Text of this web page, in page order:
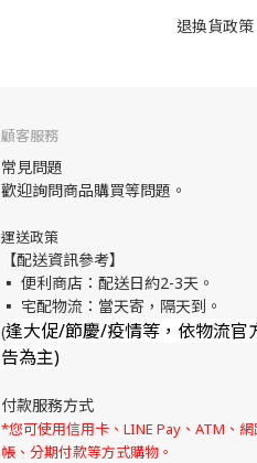
退換貨政策
顧客服務
常見問題
歡迎詢問商品購買等問題。
運送政策
【配送資訊參考】
▪ 便利商店：配送日約2-3天。
▪ 宅配物流：當天寄，隔天到。
(逢大促/節慶/疫情等，依物流官
告為主)
付款服務方式
*您可使用信用卡、LINE Pay、ATM、
帳、分期付款等方式購物。